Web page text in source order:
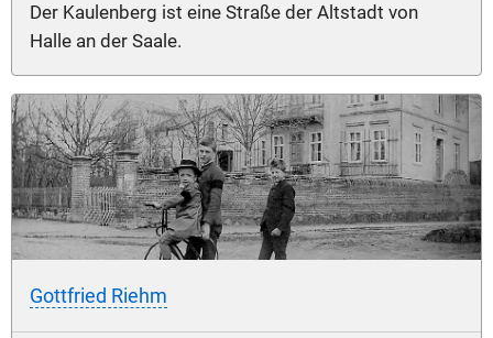
Der Kaulenberg ist eine Straße der Altstadt von
Halle an der Saale.
Gottfried Riehm